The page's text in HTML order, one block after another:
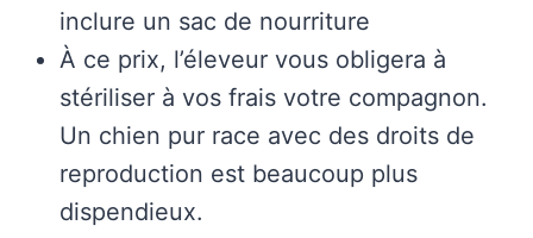
inclure un sac de nourriture
À ce prix, l’éleveur vous obligera à
stériliser à vos frais votre compagnon.
Un chien pur race avec des droits de
reproduction est beaucoup plus
dispendieux.